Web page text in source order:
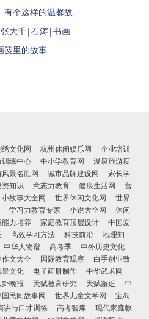
有个这样的温馨故
大千|石涛|书画
里的故事
绣文化网 杭州休闲娱乐网
企业培训
练中心 中小学教育网
温泉旅游度
景名胜网 城市品牌建设网
家长学
知识 意志力教育 健康生活网
营
小故事大全网 世界休闲文化网
世界
学习力教育专家 小说大全网
休闲
力培养 家庭教育顶层设计
中国爱
高效学习方法 科技前沿
地理知
中华人物谱 高考季
中外历史文化
文大全 国际教育观察
白手创业致
文化 电子画册制作
中华武术网
卦晚报 天赋教育研究 天赋邂逅
中
国民间故事网 世界儿童文学网
宝岛
讲与口才训练 高考智库
现代家庭教